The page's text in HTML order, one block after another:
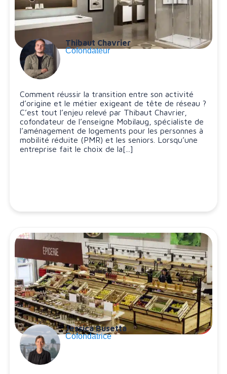
Thibaut Chavrier
Cofondateur
Comment réussir la transition entre son activité
d’origine et le métier exigeant de tête de réseau ?
C’est tout l’enjeu relevé par Thibaut Chavrier,
cofondateur de l’enseigne Mobilaug, spécialiste de
l’aménagement de logements pour les personnes à
mobilité réduite (PMR) et les seniors. Lorsqu’une
entreprise fait le choix de la[...]
Jessica Busetta
Cofondatrice